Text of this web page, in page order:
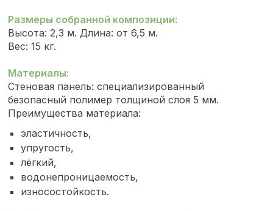
Размеры собранной композиции:
Высота: 2,3 м. Длина: от 6,5 м.
Вес: 15 кг.
Материалы:
Стеновая панель: специализированный
безопасный полимер толщиной слоя 5 мм.
Преимущества материала:
эластичность,
упругость,
лёгкий,
водонепроницаемость,
износостойкость.